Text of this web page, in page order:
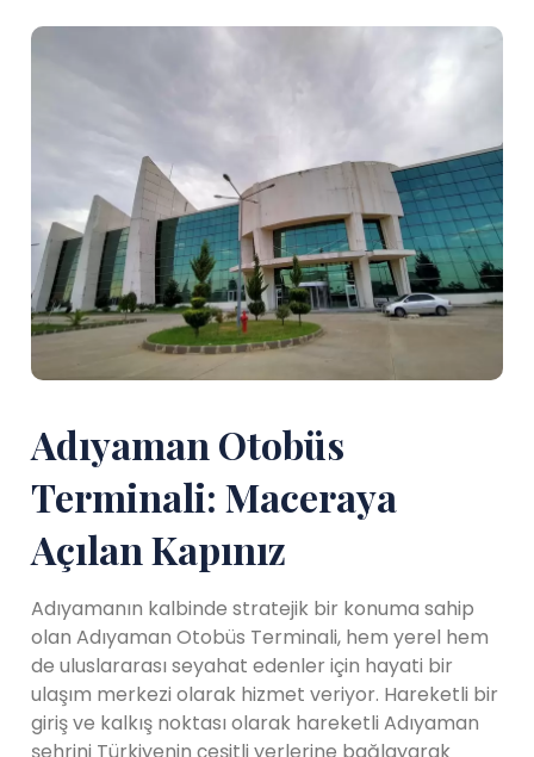
Adıyaman Otobüs
Terminali: Maceraya
Açılan Kapınız
Adıyamanın kalbinde stratejik bir konuma sahip
olan Adıyaman Otobüs Terminali, hem yerel hem
de uluslararası seyahat edenler için hayati bir
ulaşım merkezi olarak hizmet veriyor. Hareketli bir
giriş ve kalkış noktası olarak hareketli Adıyaman
şehrini Türkiyenin çeşitli yerlerine bağlayarak